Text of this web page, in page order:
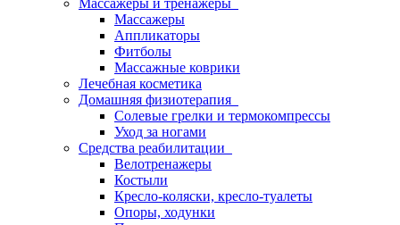
Массажеры и тренажеры
Массажеры
Аппликаторы
Фитболы
Массажные коврики
Лечебная косметика
Домашняя физиотерапия
Солевые грелки и термокомпрессы
Уход за ногами
Средства реабилитации
Велотренажеры
Костыли
Кресло-коляски, кресло-туалеты
Опоры, ходунки